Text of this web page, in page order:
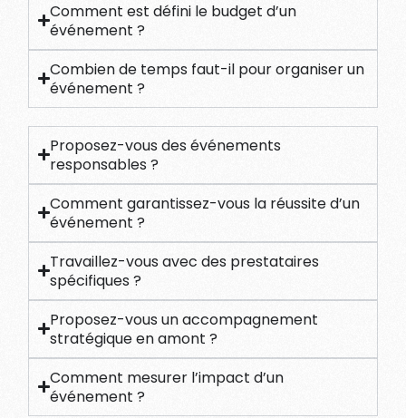
Comment est défini le budget d’un
événement ?
Combien de temps faut-il pour organiser un
événement ?
Proposez-vous des événements
responsables ?
Comment garantissez-vous la réussite d’un
événement ?
Travaillez-vous avec des prestataires
spécifiques ?
Proposez-vous un accompagnement
stratégique en amont ?
Comment mesurer l’impact d’un
événement ?